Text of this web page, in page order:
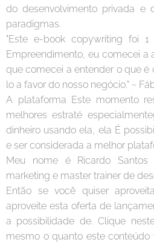
do desenvolvimento privada e
paradigmas.
"Este e-book copywriting foi
Empreendimento, eu comecei a
que comecei a entender o que
lo a favor do nosso negócio." ~
A plataforma Este momento
melhores estraté
dinheiro usando ela, ela É
e ser considerada a melhor
Meu nome é Ricardo
marketing e master trainer de
Então se você quiser
aproveite esta oferta de
a possibilidade de. Clique
mesmo o quanto este conteúdo